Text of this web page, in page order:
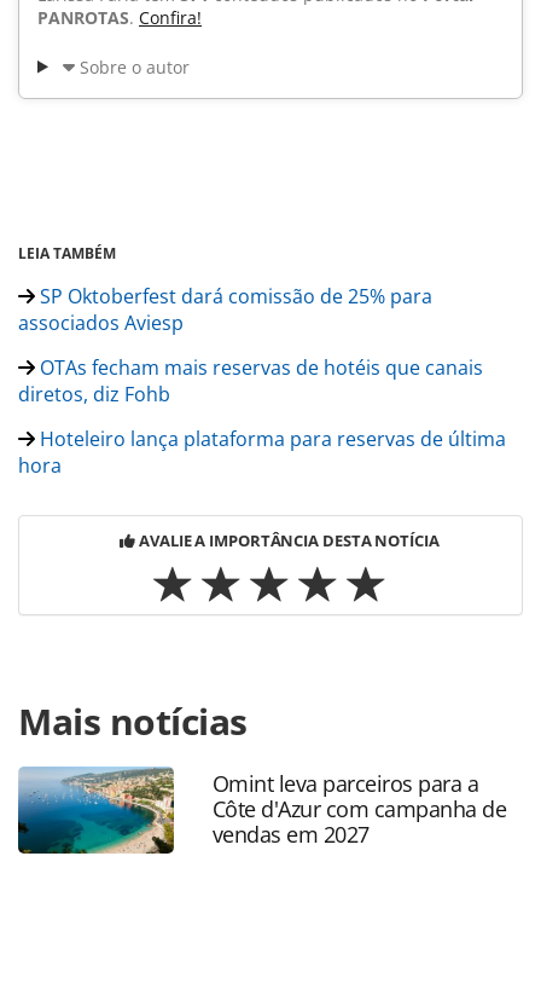
PANROTAS. Confira!
Sobre o autor
LEIA TAMBÉM
SP Oktoberfest dará comissão de 25% para
associados Aviesp
OTAs fecham mais reservas de hotéis que canais
diretos, diz Fohb
Hoteleiro lança plataforma para reservas de última
hora
AVALIE A IMPORTÂNCIA DESTA NOTÍCIA
https://www.panrotas.com.br/hotelaria/investimentos/
resort-sp-cresceu-14-em-receita-no-1o-
semestre_166058.html ou as ferramentas oferecidas na
página. Todo o conteúdo produzido pela PANROTAS
Editora é protegido pela legislação brasileira sobre direito
autoral. Não reproduza o conteúdo sem autorização da
Mais notícias
Omint leva parceiros para a
Côte d'Azur com campanha de
vendas em 2027